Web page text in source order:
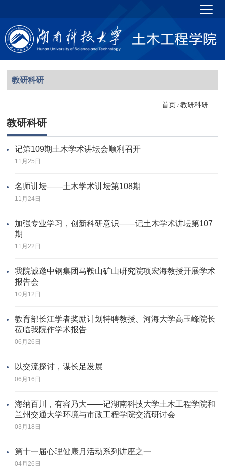
教研科研
首页 / 教研科研
教研科研
记第109期土木学术讲坛会顺利召开
11月25日
名师讲坛——土木学术讲坛第108期
11月24日
加强专业学习，创新科研意识——记土木学术讲坛第107
期
11月22日
我院诚邀中钢集团马鞍山矿山研究院项宏海教授开展学术
报告会
10月12日
教育部长江学者奖励计划特聘教授、河海大学高玉峰院长
莅临我院作学术报告
06月26日
以交流探讨，谋长足发展
06月16日
海纳百川，有容乃大——记湖南科技大学土木工程学院和
兰州交通大学环境与市政工程学院交流研讨会
03月18日
第十一届心理健康月活动系列讲座之一
04月26日